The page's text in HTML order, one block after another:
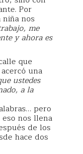
Por
nos
me
y ahora es
que
una
ustedes
a la
pero
nos llena
de los
hace dos